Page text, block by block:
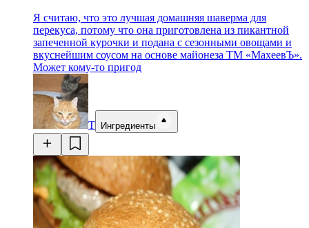
Я считаю, что это лучшая домашняя шаверма для
перекуса, потому что она приготовлена из пикантной
запеченной курочки и подана с сезонными овощами и
вкуснейшим соусом на основе майонеза ТМ «МахеевЪ».
Может кому-то пригод
Т Ингредиенты